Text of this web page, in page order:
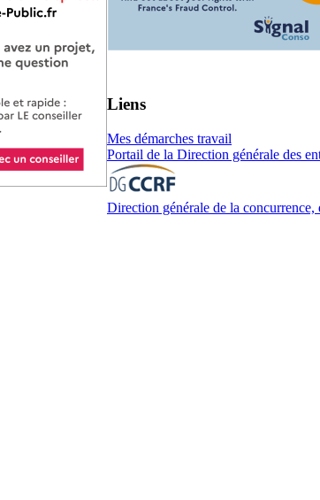
Liens
Mes démarches travail
Portail de la Direction générale des
Direction générale de la concurrence,